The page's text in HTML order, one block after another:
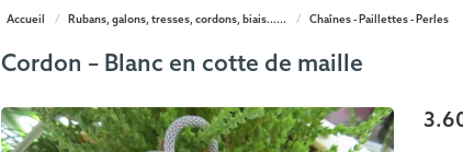
Accueil / Rubans, galons, tresses, cordons, biais...... / Chaînes - Paillettes - Perles
Cordon – Blanc en cotte de maille